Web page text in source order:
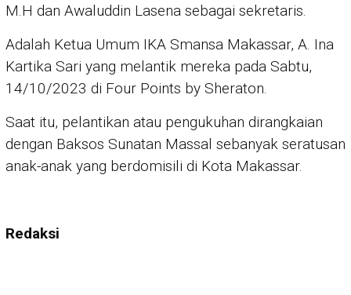
M.H dan Awaluddin Lasena sebagai sekretaris.
Adalah Ketua Umum IKA Smansa Makassar, A. Ina
Kartika Sari yang melantik mereka pada Sabtu,
14/10/2023 di Four Points by Sheraton.
Saat itu, pelantikan atau pengukuhan dirangkaian
dengan Baksos Sunatan Massal sebanyak seratusan
anak-anak yang berdomisili di Kota Makassar.
Redaksi